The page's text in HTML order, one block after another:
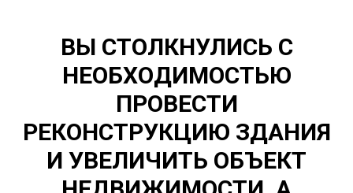
ВЫ СТОЛКНУЛИСЬ С
НЕОБХОДИМОСТЬЮ
ПРОВЕСТИ
РЕКОНСТРУКЦИЮ ЗДАНИЯ
И УВЕЛИЧИТЬ ОБЪЕКТ